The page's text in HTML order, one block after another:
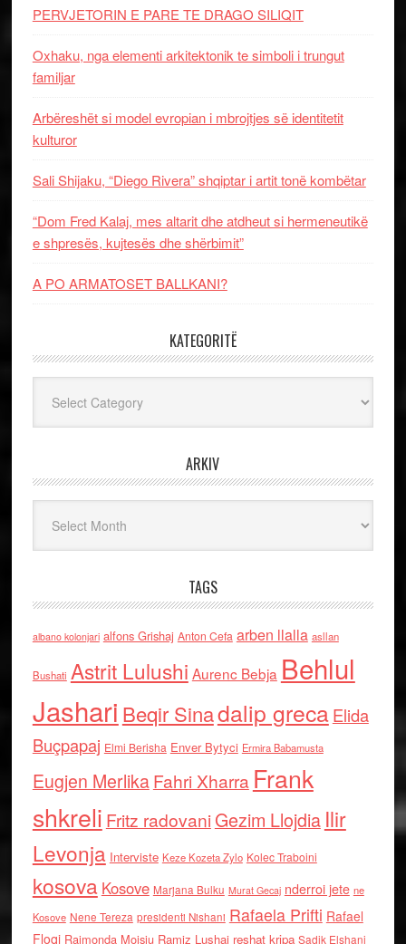
PERVJETORIN E PARE TE DRAGO SILIQIT
Oxhaku, nga elementi arkitektonik te simboli i trungut
familjar
Arbëreshët si model evropian i mbrojtjes së identitetit
kulturor
Sali Shijaku, “Diego Rivera” shqiptar i artit tonë kombëtar
“Dom Fred Kalaj, mes altarit dhe atdheut si hermeneutikë
e shpresës, kujtesës dhe shërbimit”
A PO ARMATOSET BALLKANI?
KATEGORITË
ARKIV
TAGS
albano kolonjari alfons Grishaj Anton Cefa arben llalla asllan
Bushati Astrit Lulushi Aurenc Bebja Behlul
Jashari Beqir Sinadalip grecaElida
Buçpapaj Elmi Berisha Enver Bytyci Ermira Babamusta
Eugjen MerlikaFahri Xharra Frank
shkreli Fritz radovaniGezim Llojdia Ilir
Levonja Interviste Keze Kozeta Zylo Kolec Traboini
kosova Kosove Marjana Bulku Murat Gecaj nderroi jete ne
Kosove Nene Tereza presidenti Nishani Rafaela Prifti Rafael
Floqi Raimonda Moisiu Ramiz Lushaj reshat kripa Sadik Elshani